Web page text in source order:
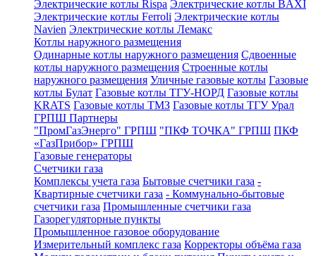
Электрические котлы Rispa Электрические котлы BAXI
Электрические котлы Ferroli Электрические котлы
Navien Электрические котлы Лемакс
Котлы наружного размещения
Одинарные котлы наружного размещения Сдвоенные
котлы наружного размещения Строенные котлы
наружного размещения Уличные газовые котлы Газовые
котлы Булат Газовые котлы ТГУ-НОРД Газовые котлы
KRATS Газовые котлы ТМЗ Газовые котлы ТГУ Урал
ГРПШ Партнеры
"ПромГазЭнерго" ГРПШ "ПКФ ТОЧКА" ГРПШ ПКФ
«ГазПрибор» ГРПШ
Газовые генераторы
Счетчики газа
Комплексы учета газа Бытовые счетчики газа -
Квартирные счетчики газа - Коммунально-бытовые
счетчики газа Промышленные счетчики газа
Газорегуляторные пункты
Промышленное газовое оборудование
Измерительный комплекс газа Корректоры объёма газа